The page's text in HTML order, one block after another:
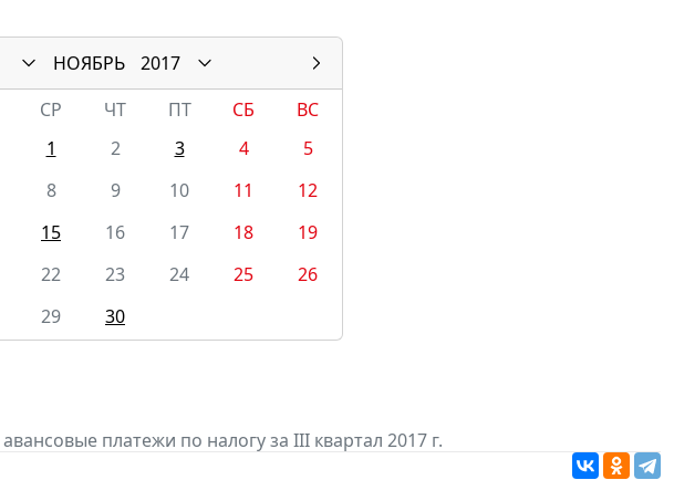
НОЯБРЬ
2017
СР ЧТ ПТ СБ
ВС
1
2 3 4
5
8 9 10 11
12
15 16 17 18
19
22 23 24 25
26
29 30
авансовые платежи по налогу за III квартал 2017 г.